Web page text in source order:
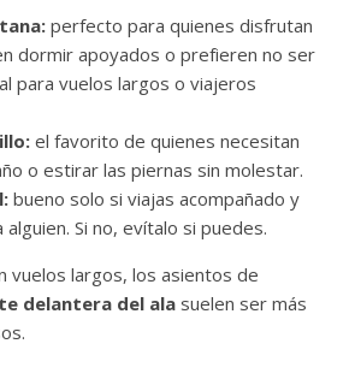
perfecto para quienes disfrutan
dormir apoyados o prefieren no ser
para vuelos largos o viajeros
el favorito de quienes necesitan
o estirar las piernas sin molestar.
bueno solo si viajas acompañado y
Si no, evítalo si puedes.
vuelos largos, los asientos de
delantera del ala suelen ser más